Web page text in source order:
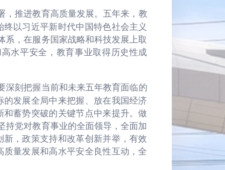
，推进教育高质量发展。五年来，教
以习近平新时代中国特色社会主义
系，在服务国家战略和科技发展上取
水平安全，教育事业取得历史性成
深刻把握当前和未来五年教育面临的
发展全局中来把握、放在我国经济
蓄势突破的关键节点中来提升。做
持党对教育事业的全面领导，全面加
，政策支持和改革创新并举，有效
量发展和高水平安全良性互动，全